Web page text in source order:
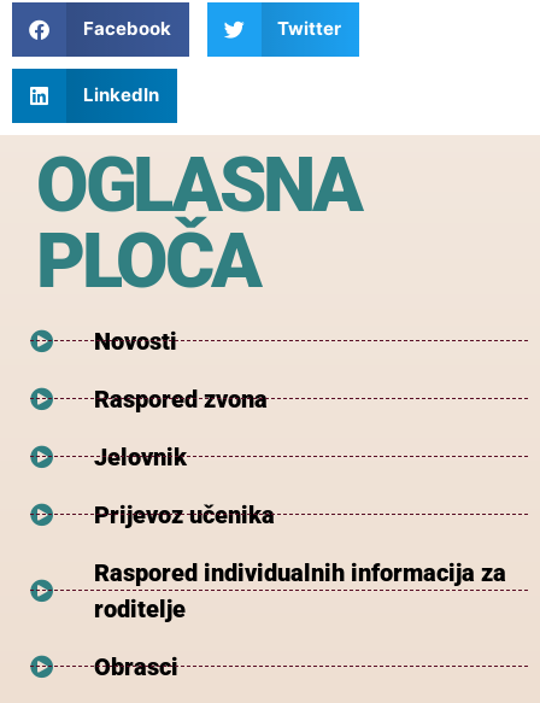
Facebook Twitter
LinkedIn
OGLASNA
PLOČA
Novosti
Raspored zvona
Jelovnik
Prijevoz učenika
Raspored individualnih informacija za
roditelje
Obrasci